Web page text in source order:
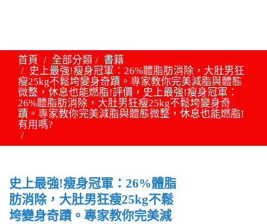
首頁 全部分類
書籍
史上最強!瘦身冠軍：26%體脂肪消除，大肚男狂
瘦25kg不鬆垮變身奇蹟。專家教你完美減脂與體態
微整，休息也能燃脂!評價，史上最強!瘦身冠軍：
26%體脂肪消除，大肚男狂瘦25kg不鬆垮變身奇
蹟。專家教你完美減脂與體態微整，休息也能燃脂!
有用嗎?
史上最強!瘦身冠軍：26%體脂
肪消除，大肚男狂瘦25kg不鬆
垮變身奇蹟。專家教你完美減